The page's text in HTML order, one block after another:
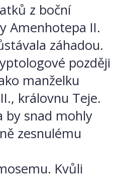
z boční
Amenhotepa II.
záhadou.
později
manželku
královnu Teje.
by snad mohly
zesnulému
Kvůli